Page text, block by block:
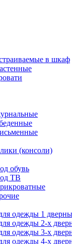
в шкаф
(консоли)
обувь
ТВ
одежды 1
одежды 2-х
одежды 3-х
одежды 4-х